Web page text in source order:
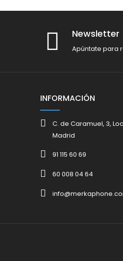
Newsletter
Apúntate para
INFORMACIÓN
C. de Caramuel, 3,
Madrid
91 115 60 69
60 008 04 64